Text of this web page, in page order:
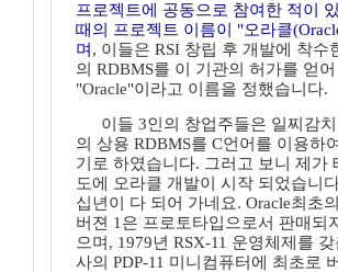
프로젝트에 공동으로 참여한 적이
때의 프로젝트 이름이 "오라클
며 , 이들은 RSI 창립 후 개발에 착수
의 RDBMS를 이 기관의 허가를 얻어
"Oracle"이라고 이름을 정했습니다.
이들 3인의 창업주들은 일찌감
의 상용 RDBMS를 C언어를 이용하
기로 하였습니다. 그러고 보니 제가
도에 오라클 개발이 시작 되었습니
십년이 다 되어 가네요. Oracle최초
버젼 1은 프로토타입으로서 판매되
으며, 1979년 RSX-11 운영체제를
사의 PDP-11 미니컴퓨터에 최초로